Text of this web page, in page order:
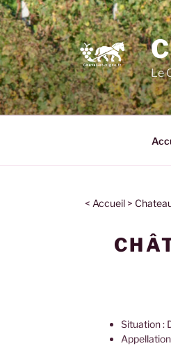
Le
< Accueil >
Situation :